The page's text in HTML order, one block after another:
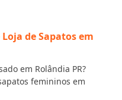
de Sapatos em
em Rolândia PR?
femininos em